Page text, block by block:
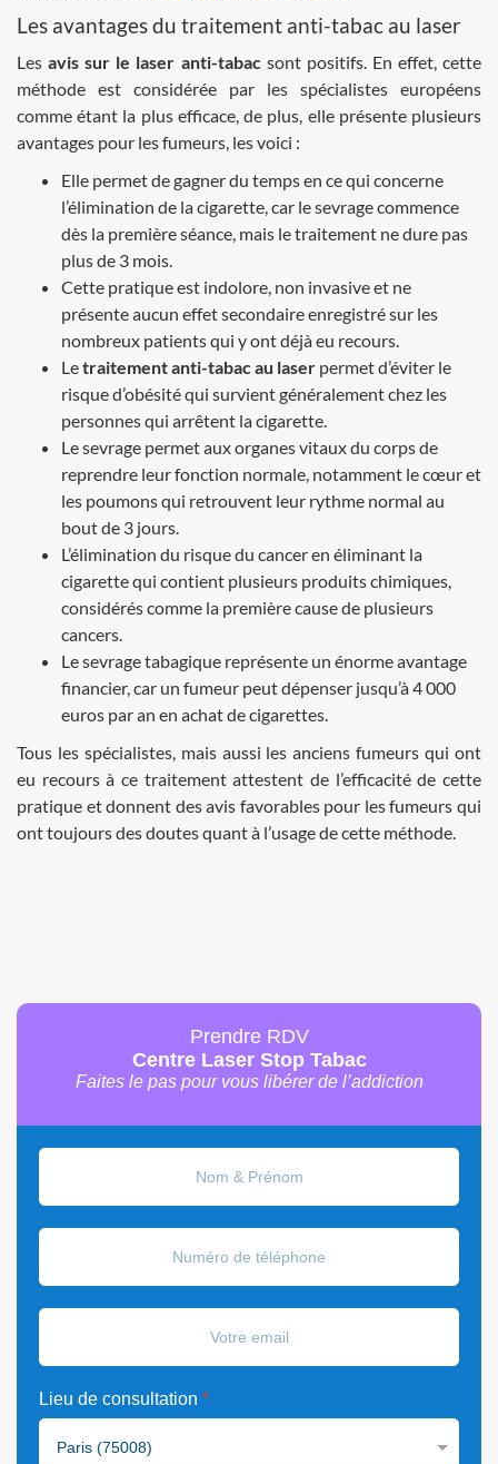
Les avantages du traitement anti-tabac au laser
Lesavis sur le laser anti-tabac sont positifs. En effet, cette
méthode est considérée par les spécialistes européens
comme étant la plus efficace, de plus, elle présente plusieurs
avantages pour les fumeurs, les voici :
Elle permet de gagner du temps en ce qui concerne
l’élimination de la cigarette, car le sevrage commence
dès la première séance, mais le traitement ne dure pas
plus de 3 mois.
Cette pratique est indolore, non invasive et ne
présente aucun effet secondaire enregistré sur les
nombreux patients qui y ont déjà eu recours.
Letraitement anti-tabac au laser permet d’éviter le
risque d’obésité qui survient généralement chez les
personnes qui arrêtent la cigarette.
Le sevrage permet aux organes vitaux du corps de
reprendre leur fonction normale, notamment le cœur et
les poumons qui retrouvent leur rythme normal au
bout de 3 jours.
L’élimination du risque du cancer en éliminant la
cigarette qui contient plusieurs produits chimiques,
considérés comme la première cause de plusieurs
cancers.
Le sevrage tabagique représente un énorme avantage
financier, car un fumeur peut dépenser jusqu’à 4 000
euros par an en achat de cigarettes.
Tous les spécialistes, mais aussi les anciens fumeurs qui ont
eu recours à ce traitement attestent de l’efficacité de cette
pratique et donnent des avis favorables pour les fumeurs qui
ont toujours des doutes quant à l’usage de cette méthode.
Prendre RDV
Centre Laser Stop Tabac
Faites le pas pour vous libérer de l’addiction
Lieu de consultation *